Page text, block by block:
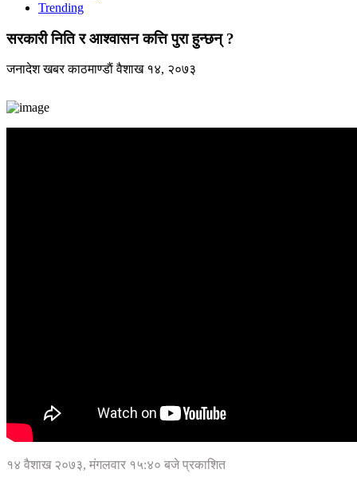
Trending
सरकारी निति र आश्वासन कत्ति पुरा हुन्छन् ?
जनादेश खबरकाठमाण्डाैंवैशाख १४, २०७३
१४ वैशाख २०७३, मंगलवार १५:४० बजे प्रकाशित